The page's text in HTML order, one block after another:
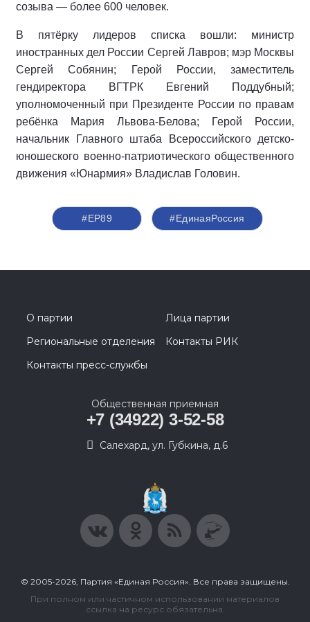
созыва — более 600 человек.
В пятёрку лидеров списка вошли: министр
иностранных дел России Сергей Лавров; мэр Москвы
Сергей Собянин; Герой России, заместитель
гендиректора ВГТРК Евгений Поддубный;
уполномоченный при Президенте России по правам
ребёнка Мария Львова-Белова; Герой России,
начальник Главного штаба Всероссийского детско-
юношеского военно-патриотического общественного
движения «Юнармия» Владислав Головин.
#ЕР89 #‎ЕдинаяРоссия
О партии
Лица партии
Региональные отделения
Контакты РИК
Контакты пресс-службы
Общественная приемная
+7 (34922) 3-52-58
Салехард, ул. Губкина, д.6
© 2005-2026, Партия «Единая Россия». Все права защищены.
При полном или частичном использовании материалов
ссылка на ресурс обязательна.